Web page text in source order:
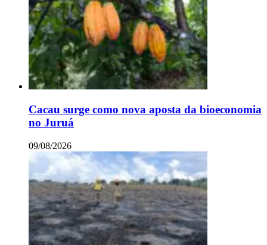
Cacau surge como nova aposta da bioeconomia
no Juruá
09/08/2026